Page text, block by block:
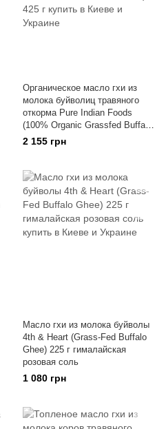
Органическое масло гхи из
молока буйволиц травяного
откорма Pure Indian Foods
(100% Organic Grassfed Buffalo
Milk Ghee) 425 г
2 155 грн
Масло гхи из молока буйволы
4th & Heart (Grass-Fed Buffalo
Ghee) 225 г гималайская
розовая соль
1 080 грн